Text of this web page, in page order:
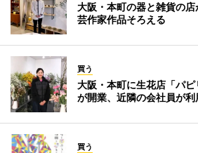
大阪・本町の器と雑貨の
芸作家作品そろえる
買う
大阪・本町に生花店「パ
が開業、近隣の会社員が利
買う